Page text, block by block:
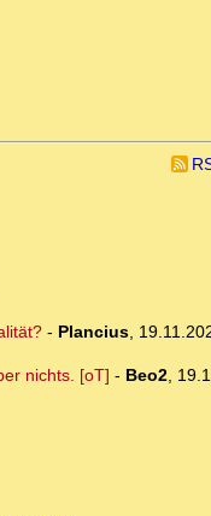
- Plancius,
nichts. [oT] - Beo2,